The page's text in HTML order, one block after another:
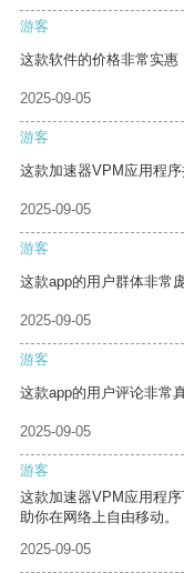
游客
这款软件的价格非常实惠
2025-09-05
游客
这款加速器VPM应用程序
2025-09-05
游客
这款app的用户群体非常
2025-09-05
游客
这款app的用户评论非常
2025-09-05
游客
这款加速器VPM应用程
助你在网络上自由移动。
2025-09-05